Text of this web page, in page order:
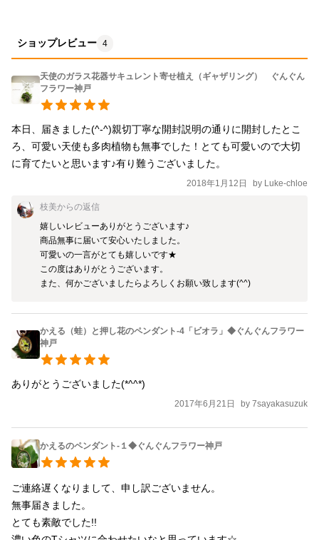
ショップレビュー 4
天使のガラス花器サキュレント寄せ植え（ギャザリング） ぐんぐん
フラワー神戸
本日、届きました(^-^)親切丁寧な開封説明の通りに開封したとこ
ろ、可愛い天使も多肉植物も無事でした！とても可愛いので大切
に育てたいと思います♪有り難うございました。
2018年1月12日 by Luke-chloe
枝美からの返信
嬉しいレビューありがとうございます♪
商品無事に届いて安心いたしました。
可愛いの一言がとても嬉しいです★
この度はありがとうございます。
かえる（蛙）と押し花のペンダント-4「ビオラ」◆ぐんぐんフラワー
神戸
ありがとうございました(*^^*)
2017年6月21日 by 7sayakasuzuk
かえるのペンダント-１◆ぐんぐんフラワー神戸
ご連絡遅くなりまして、申し訳ございません。
無事届きました。
とても素敵でした!!